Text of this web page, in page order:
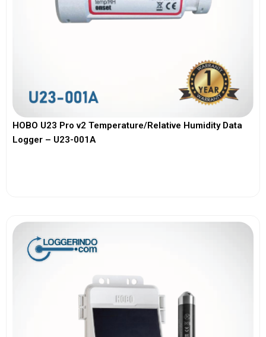
HOBO U23 Pro v2 Temperature/Relative Humidity Data
Logger – U23-001A